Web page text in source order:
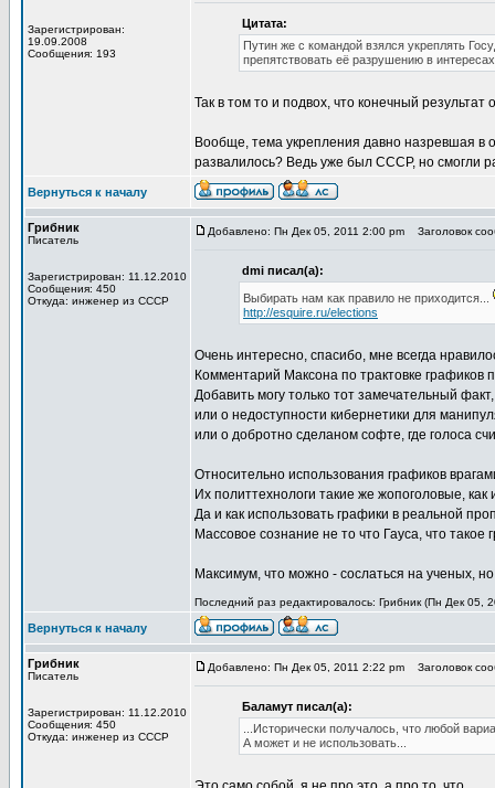
Зарегистрирован:
19.09.2008
Сообщения: 193
Цитата:
Путин же с командой взялся укреплять
препятствовать её разрушению в
Так в том то и подвох, что конечный
Вообще, тема укрепления давно назревшая в
развалилось? Ведь уже был СССР, но смогли
Вернуться к началу
Грибник
Писатель
Зарегистрирован: 11.12.2010
Сообщения: 450
Откуда: инженер из СССР
Добавлено: Пн Дек 05, 2011 2:00 pm Заголовок
dmi писал(а):
Выбирать нам как правило не приходится...
http://esquire.ru/elections
Очень интересно, спасибо, мне всегда
Комментарий Максона по трактовке графиков
Добавить могу только тот замечательный
или о недоступности кибернетики для
или о добротно сделаном софте, где голоса
Относительно использования графиков
Их политтехнологи такие же жопоголовые, как
Да и как использовать графики в реальной
Массовое сознание не то что Гауса, что такое
Максимум, что можно - сослаться на ученых,
Последний раз редактировалось: Грибник (Пн Дек 05,
Вернуться к началу
Грибник
Писатель
Зарегистрирован: 11.12.2010
Сообщения: 450
Откуда: инженер из СССР
Добавлено: Пн Дек 05, 2011 2:22 pm Заголовок
Баламут писал(а):
...Исторически получалось, что любой
А может и не использовать...